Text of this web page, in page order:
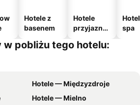
Hotele z
basenem
Hotele
przyjazne
m
spa
w pobliżu tego hotelu:
Hotele — Międzyzdroje
Hotele — Mielno